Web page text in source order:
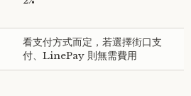
看支付方式而定，若選擇街口支
付、LinePay 則無需費用